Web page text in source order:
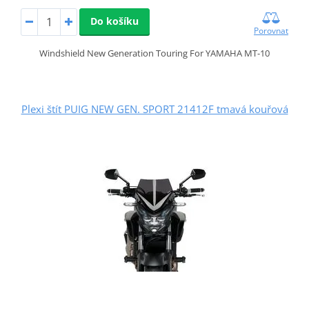
Do košíku
Porovnat
Windshield New Generation Touring For YAMAHA MT-10
Plexi štít PUIG NEW GEN. SPORT 21412F tmavá kouřová